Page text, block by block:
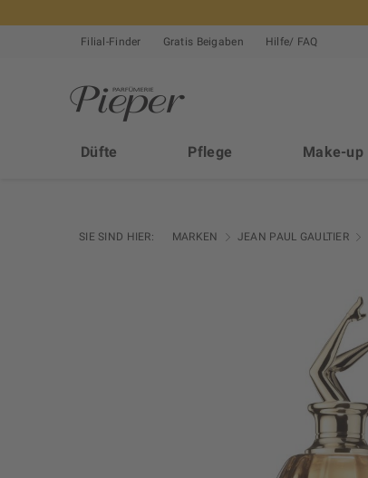
Filial-Finder Gratis Beigaben Hilfe/ FAQ
Düfte Pflege Make-up
SIE SIND HIER: MARKEN JEAN PAUL GAULTIER